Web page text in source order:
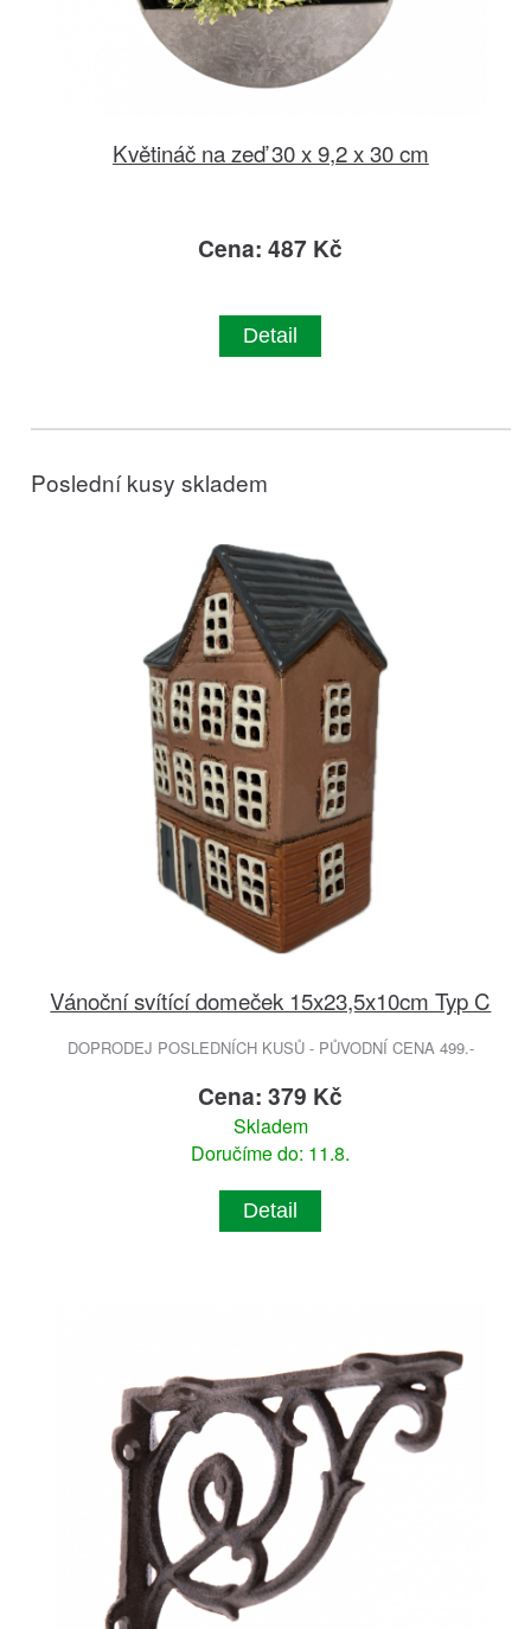
Květináč na zeď 30 x 9,2 x 30 cm
Cena: 487 Kč
Detail
Poslední kusy skladem
Vánoční svítící domeček 15x23,5x10cm Typ C
DOPRODEJ POSLEDNÍCH KUSŮ - PŮVODNÍ CENA 499.-
Cena: 379 Kč
Skladem
Doručíme do: 11.8.
Detail